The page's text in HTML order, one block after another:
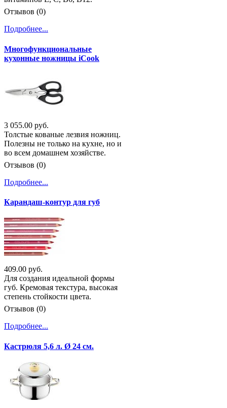
Отзывов (0)
Подробнее...
Многофункциональные
кухонные ножницы iCook
3 055.00 руб.
Толстые кованые лезвия ножниц.
Полезны не только на кухне, но и
во всем домашнем хозяйстве.
Отзывов (0)
Подробнее...
Карандаш-контур для губ
409.00 руб.
Для создания идеальной формы
губ. Кремовая текстура, высокая
степень стойкости цвета.
Отзывов (0)
Подробнее...
Кастрюля 5,6 л. Ø 24 см.